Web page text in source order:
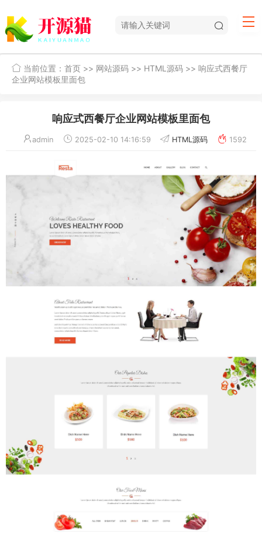
当前位置： 首页 >> 网站源码 >> HTML源码 >> 响应式西餐厅
企业网站模板里面包
响应式西餐厅企业网站模板里面包
admin 2025-02-10 14:16:59 HTML源码 1592